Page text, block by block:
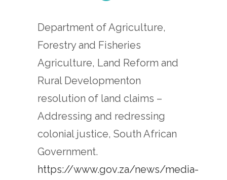
Department of Agriculture,
Forestry and Fisheries
Agriculture, Land Reform and
Rural Developmenton
resolution of land claims –
Addressing and redressing
colonial justice, South African
Government.
https://www.gov.za/news/media-